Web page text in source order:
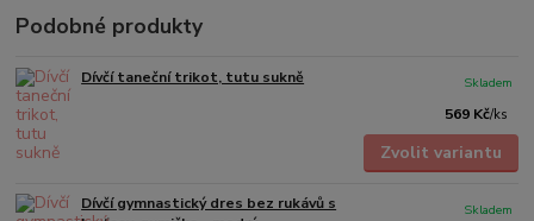
Podobné produkty
Dívčí taneční trikot, tutu sukně
569 Kč/ks
Skladem
Zvolit variantu
Dívčí gymnastický dres bez rukávů s
Skladem